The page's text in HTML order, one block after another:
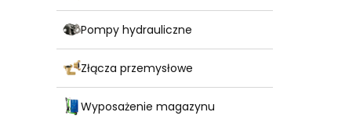
Pompy hydrauliczne
Złącza przemysłowe
Wyposażenie magazynu